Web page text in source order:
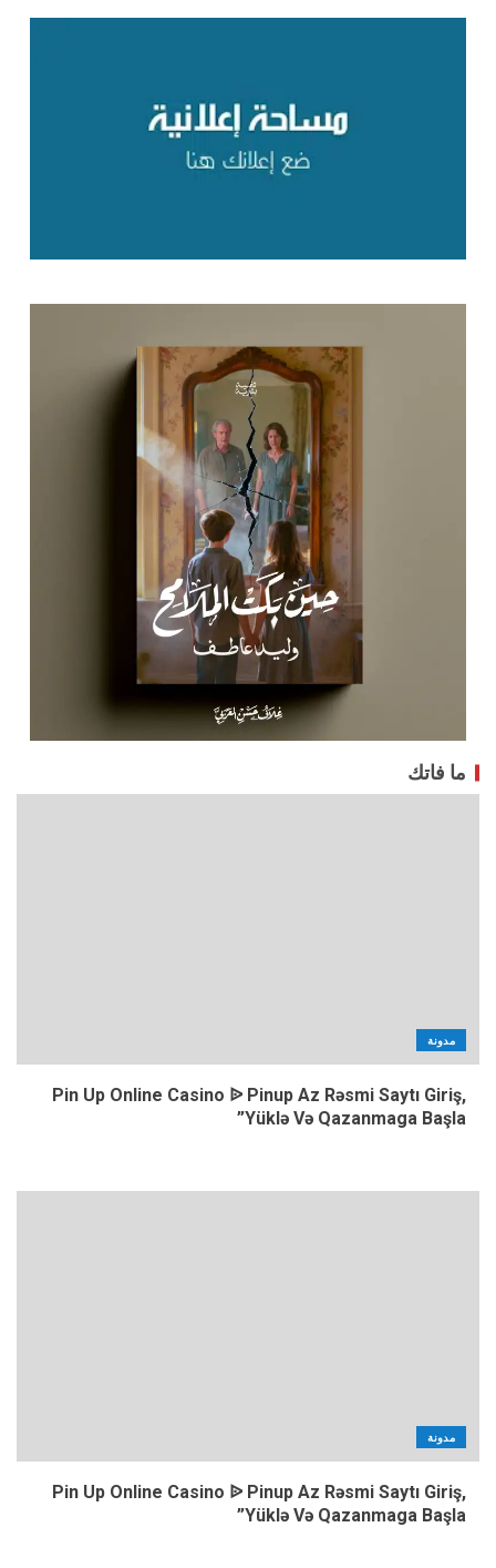
ما فاتك
مدونة
Pin Up Online Casino ᐉ Pinup Az Rəsmi Saytı Giriş,
Yüklə Və Qazanmaga Başla”
مدونة
Pin Up Online Casino ᐉ Pinup Az Rəsmi Saytı Giriş,
Yüklə Və Qazanmaga Başla”